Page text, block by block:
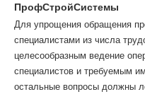
ПрофСтройСистемы
Для упрощения обращения
специалистами из числа
целесообразным ведение
специалистов и требуемым
остальные вопросы должны